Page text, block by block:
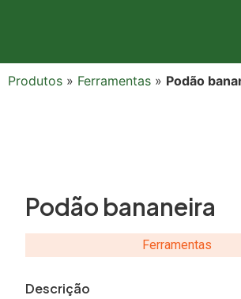
Produtos » Ferramentas » Podão
Podão bananeira
Ferramentas
Descrição